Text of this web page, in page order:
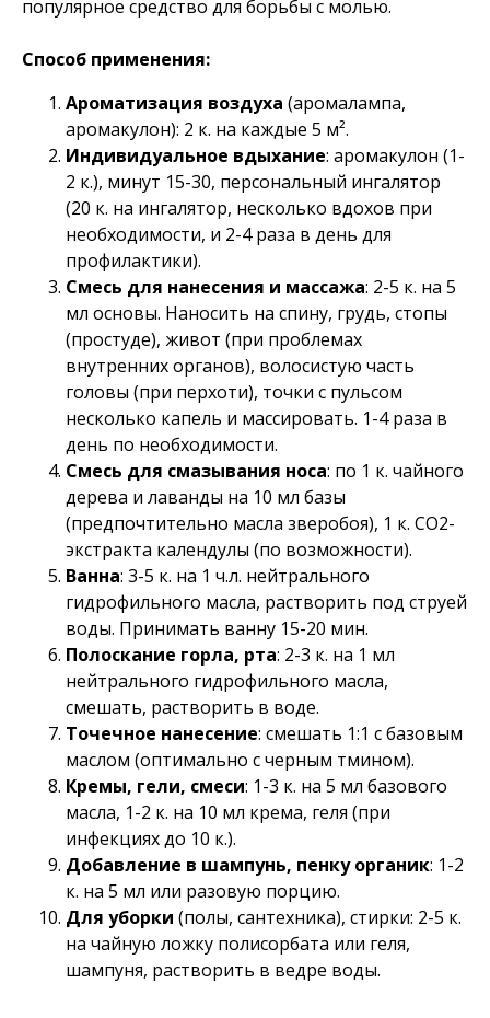
популярное средство для борьбы с молью.
Способ применения:
Ароматизация воздуха (аромалампа,
аромакулон): 2 к. на каждые 5 м².
Индивидуальное вдыхание: аромакулон (1-
2 к.), минут 15-30, персональный ингалятор
(20 к. на ингалятор, несколько вдохов при
необходимости, и 2-4 раза в день для
профилактики).
Смесь для нанесения и массажа: 2-5 к. на 5
мл основы. Наносить на спину, грудь, стопы
(простуде), живот (при проблемах
внутренних органов), волосистую часть
головы (при перхоти), точки с пульсом
несколько капель и массировать. 1-4 раза в
день по необходимости.
Смесь для смазывания носа: по 1 к. чайного
дерева и лаванды на 10 мл базы
(предпочтительно масла зверобоя), 1 к. СО2-
экстракта календулы (по возможности).
Ванна: 3-5 к. на 1 ч.л. нейтрального
гидрофильного масла, растворить под струей
воды. Принимать ванну 15-20 мин.
Полоскание горла, рта: 2-3 к. на 1 мл
нейтрального гидрофильного масла,
смешать, растворить в воде.
Точечное нанесение: смешать 1:1 с базовым
маслом (оптимально с черным тмином).
Кремы, гели, смеси: 1-3 к. на 5 мл базового
масла, 1-2 к. на 10 мл крема, геля (при
инфекциях до 10 к.).
Добавление в шампунь, пенку органик: 1-2
к. на 5 мл или разовую порцию.
Для уборки (полы, сантехника), стирки: 2-5 к.
на чайную ложку полисорбата или геля,
шампуня, растворить в ведре воды.